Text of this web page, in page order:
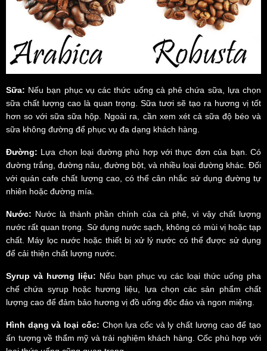
Sữa: Nếu bạn phục vụ các thức uống cà phê chứa sữa, lựa chọn
sữa chất lượng cao là quan trọng. Sữa tươi sẽ tạo ra hương vị tốt
hơn so với sữa sữa hộp. Ngoài ra, cần xem xét cả sữa độ béo và
sữa không đường để phục vụ đa dạng khách hàng.
Đường: Lựa chọn loại đường phù hợp với thực đơn của bạn. Có
đường trắng, đường nâu, đường bột, và nhiều loại đường khác. Đối
với quán cafe chất lượng cao, có thể cân nhắc sử dụng đường tự
nhiên hoặc đường mía.
Nước: Nước là thành phần chính của cà phê, vì vậy chất lượng
nước rất quan trọng. Sử dụng nước sạch, không có mùi vị hoặc tạp
chất. Máy lọc nước hoặc thiết bị xử lý nước có thể được sử dụng
để cải thiện chất lượng nước.
Syrup và hương liệu: Nếu bạn phục vụ các loại thức uống pha
chế chứa syrup hoặc hương liệu, lựa chọn các sản phẩm chất
lượng cao để đảm bảo hương vị đồ uống độc đáo và ngon miệng.
Hình dạng và loại cốc: Chọn lựa cốc và ly chất lượng cao để tạo
ấn tượng về thẩm mỹ và trải nghiệm khách hàng. Cốc phù hợp với